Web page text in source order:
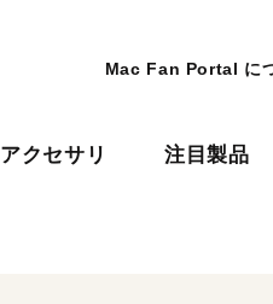
Mac Fan Portal に
アクセサリ 注目製品